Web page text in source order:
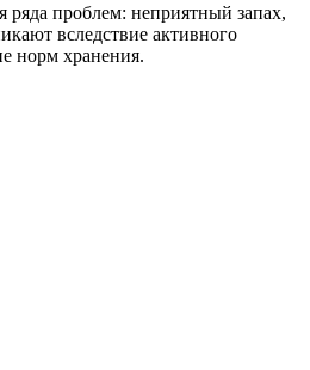
ряда проблем: неприятный запах,
вследствие активного
норм хранения.